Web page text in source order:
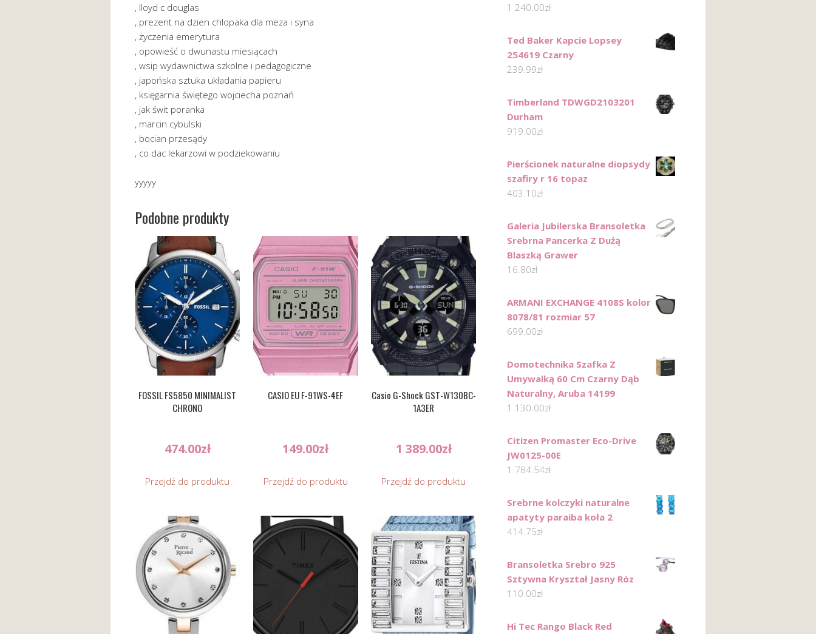
, lloyd c douglas
, prezent na dzien chlopaka dla meza i syna
, życzenia emerytura
, opowieść o dwunastu miesiącach
, wsip wydawnictwa szkolne i pedagogiczne
, japońska sztuka układania papieru
, księgarnia świętego wojciecha poznań
, jak świt poranka
, marcin cybulski
, bocian przesądy
, co dac lekarzowi w podziekowaniu
yyyyy
Podobne produkty
FOSSIL FS5850 MINIMALIST
CHRONO
474.00zł
Przejdź do produktu
CASIO EU F-91WS-4EF
149.00zł
Przejdź do produktu
Casio G-Shock GST-W130BC-
1A3ER
1 389.00zł
Przejdź do produktu
1 240.00zł
Ted Baker Kapcie Lopsey
254619 Czarny
239.99zł
Timberland TDWGD2103201
Durham
919.00zł
Pierścionek naturalne diopsydy
szafiry r 16 topaz
403.10zł
Galeria Jubilerska Bransoletka
Srebrna Pancerka Z Dużą
Blaszką Grawer
16.80zł
ARMANI EXCHANGE 4108S kolor
8078/81 rozmiar 57
699.00zł
Domotechnika Szafka Z
Umywalką 60 Cm Czarny Dąb
Naturalny, Aruba 14199
1 130.00zł
Citizen Promaster Eco-Drive
JW0125-00E
1 784.54zł
Srebrne kolczyki naturalne
apatyty paraiba koła 2
414.75zł
Bransoletka Srebro 925
Sztywna Kryształ Jasny Róz
110.00zł
Hi Tec Rango Black Red